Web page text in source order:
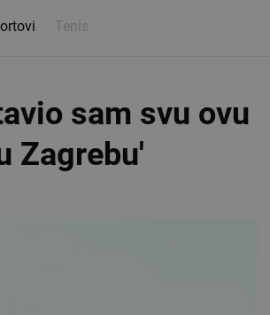
Tenis
sam svu ovu
Zagrebu'